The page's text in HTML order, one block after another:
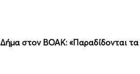
στον ΒΟΑΚ: «Παραδίδονται